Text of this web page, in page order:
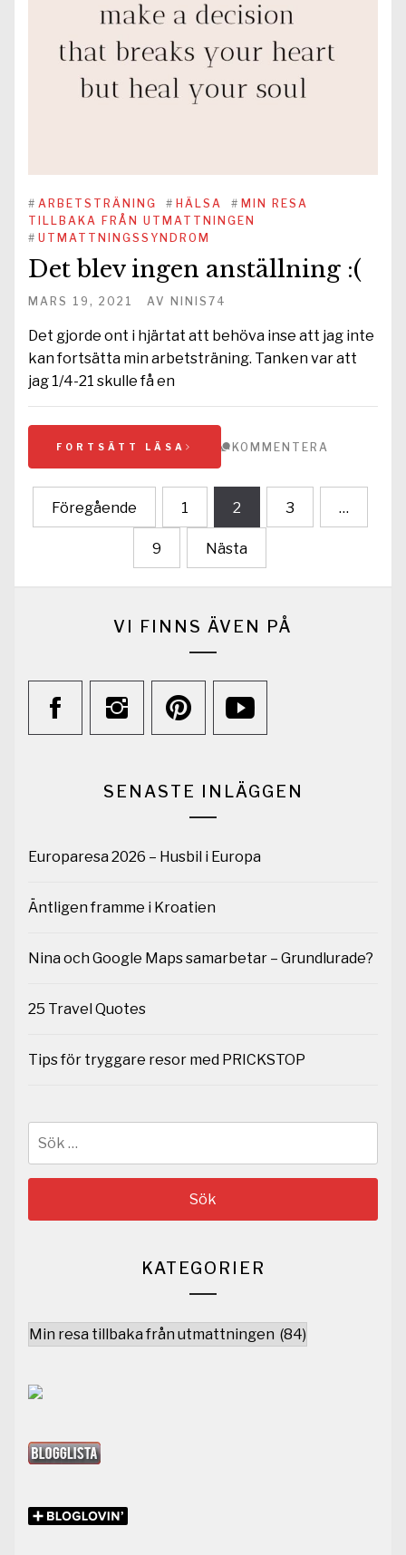
# ARBETSTRÄNING # HÄLSA # MIN RESA
TILLBAKA FRÅN UTMATTNINGEN
# UTMATTNINGSSYNDROM
Det blev ingen anställning :(
MARS 19, 2021 AV NINIS74
Det gjorde ont i hjärtat att behöva inse att jag inte
kan fortsätta min arbetsträning. Tanken var att
jag 1/4-21 skulle få en
FORTSÄTT LÄSA KOMMENTERA
Sidnumrering
för
Föregående 1 2 3 …
9 Nästa
VI FINNS ÄVEN PÅ
SENASTE INLÄGGEN
Europaresa 2026 – Husbil i Europa
Äntligen framme i Kroatien
Nina och Google Maps samarbetar – Grundlurade?
25 Travel Quotes
Tips för tryggare resor med PRICKSTOP
KATEGORIER
Kategorier